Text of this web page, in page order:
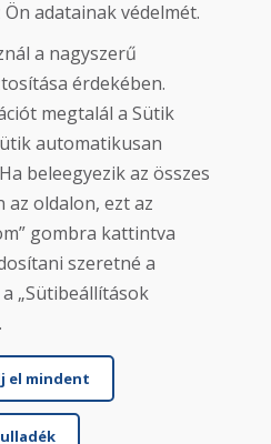
és cseréje
irányelvek
hálózatok
adatainak védelmét.
a nagyszerű
érdekében.
megtalál a Sütik
automatikusan
beleegyezik az összes
az oldalon, ezt az
gombra kattintva
szeretné a
„Sütibeállítások
el mindent